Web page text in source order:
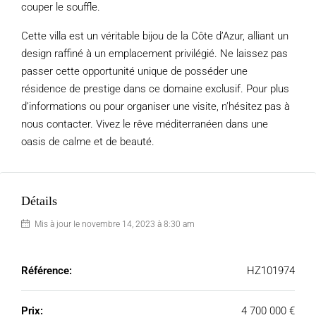
couper le souffle.
Cette villa est un véritable bijou de la Côte d’Azur, alliant un
design raffiné à un emplacement privilégié. Ne laissez pas
passer cette opportunité unique de posséder une
résidence de prestige dans ce domaine exclusif. Pour plus
d’informations ou pour organiser une visite, n’hésitez pas à
nous contacter. Vivez le rêve méditerranéen dans une
oasis de calme et de beauté.
Détails
Mis à jour le novembre 14, 2023 à 8:30 am
Référence: HZ101974
Prix: 4 700 000 €